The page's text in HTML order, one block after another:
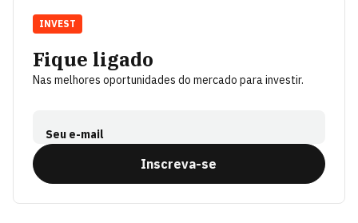
Fique ligado
Nas melhores oportunidades do mercado para investir.
Seu e-mail
Inscreva-se
INVEST